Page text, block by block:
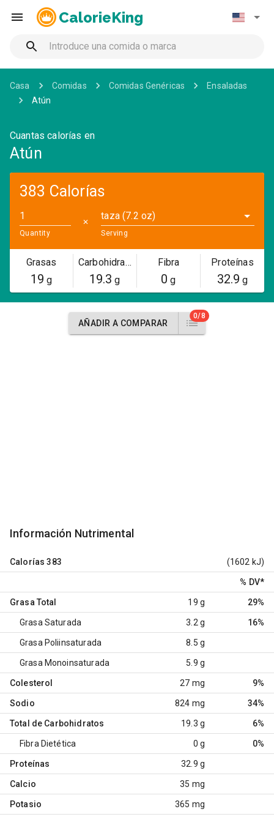
CalorieKing
Casa Comidas Comidas Genéricas
Ensaladas
Atún
Cuantas calorías en
Atún
383 Calorías
Quantity
✕
taza (7.2 oz)
Serving
Grasas
19 g
Carbohidratos
19.3 g
Fibra
0 g
Proteínas
32.9 g
AÑADIR A COMPARAR
0/8
Información Nutrimental
Calorías 383 (1602 kJ)
% DV*
Grasa Total 19 g 29%
Grasa Saturada 3.2 g 16%
Grasa Poliinsaturada 8.5 g
Grasa Monoinsaturada 5.9 g
Colesterol 27 mg 9%
Sodio 824 mg 34%
Total de Carbohidratos 19.3 g 6%
Fibra Dietética 0 g 0%
Proteínas 32.9 g
Calcio 35 mg
Potasio 365 mg